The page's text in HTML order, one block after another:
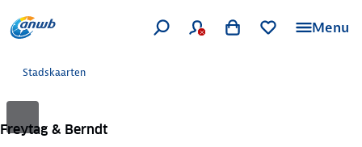
Menu
Stadskaarten
Freytag & Berndt